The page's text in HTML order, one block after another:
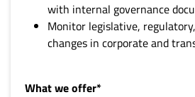
with internal governance
Monitor legislative,
changes in corporate and
What we offer*